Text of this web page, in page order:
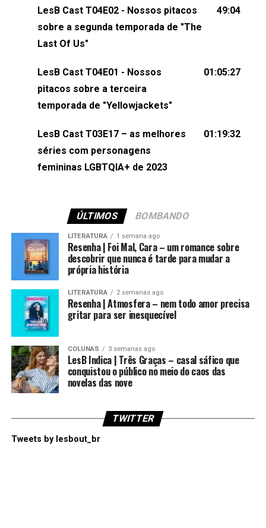
esqueça de visitar nosso site e também redes
sociais:Twitter: ⁠⁠⁠⁠@lesbout_br⁠⁠⁠⁠ Instagram: ⁠⁠⁠⁠@lesbout_br⁠⁠⁠⁠
(⁠⁠⁠⁠⁠⁠@KarolenPassos⁠⁠⁠⁠⁠⁠)Participação de Bruna Fentanes
(⁠⁠⁠⁠@brunarfentanes⁠⁠⁠⁠) e Pollyelly FlorêncioEdição de
Naiady Machado
LesB Cast T04E02 - Nossos pitacos
sobre a segunda temporada de "The
Last Of Us"
49:04
LesB Cast T04E01 - Nossos
pitacos sobre a terceira
temporada de "Yellowjackets"
01:05:27
LesB Cast T03E17 – as melhores
séries com personagens
femininas LGBTQIA+ de 2023
01:19:32
ÚLTIMOS BOMBANDO
LITERATURA 1 semana ago
Resenha | Foi Mal, Cara – um romance sobre
descobrir que nunca é tarde para mudar a
própria história
LITERATURA 2 semanas ago
Resenha | Atmosfera – nem todo amor precisa
gritar para ser inesquecível
COLUNAS 3 semanas ago
LesB Indica | Três Graças – casal sáfico que
conquistou o público no meio do caos das
novelas das nove
TWITTER
Tweets by lesbout_br